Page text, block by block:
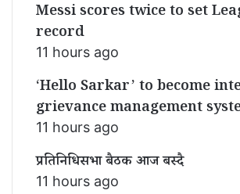
Messi scores twice to set
record
11 hours ago
‘Hello Sarkar’ to become
grievance management
11 hours ago
प्रतिनिधिसभा बैठक आज बस्दै
11 hours ago